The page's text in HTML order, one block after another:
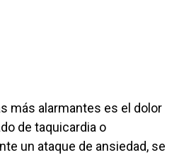
más alarmantes es el dolor
de taquicardia o
un ataque de ansiedad, se